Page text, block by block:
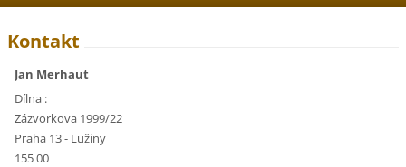
Kontakt
Jan Merhaut
Dílna :
Zázvorkova 1999/22
Praha 13 - Lužiny
155 00